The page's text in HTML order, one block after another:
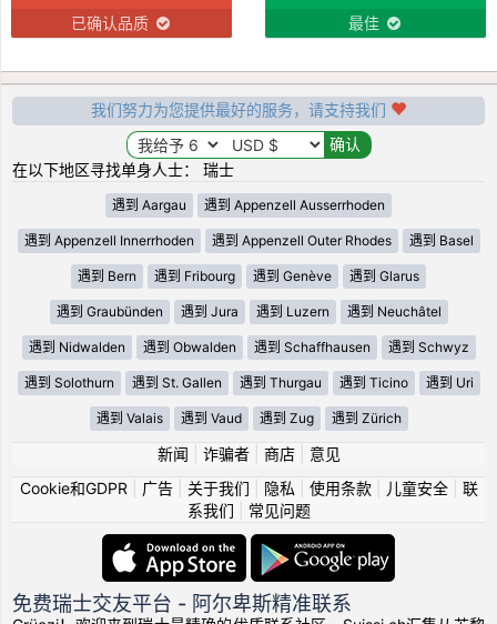
已确认品质 最佳
我们努力为您提供最好的服务，请支持我们
在以下地区寻找单身人士： 瑞士
遇到 Aargau 遇到 Appenzell Ausserrhoden
遇到 Appenzell Innerrhoden 遇到 Appenzell Outer Rhodes 遇到 Basel
遇到 Bern 遇到 Fribourg 遇到 Genève 遇到 Glarus
遇到 Graubünden 遇到 Jura 遇到 Luzern 遇到 Neuchâtel
遇到 Nidwalden 遇到 Obwalden 遇到 Schaffhausen 遇到 Schwyz
遇到 Solothurn 遇到 St. Gallen 遇到 Thurgau 遇到 Ticino 遇到 Uri
遇到 Valais 遇到 Vaud 遇到 Zug 遇到 Zürich
新闻 诈骗者| 商店| 意见
Cookie和GDPR
广告| 关于我们 隐私 使用条款| 儿童安全| 联
系我们
常见问题
免费瑞士交友平台 - 阿尔卑斯精准联系